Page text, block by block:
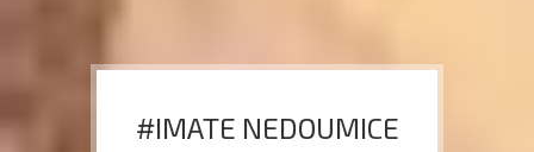
#IMATE NEDOUMICE